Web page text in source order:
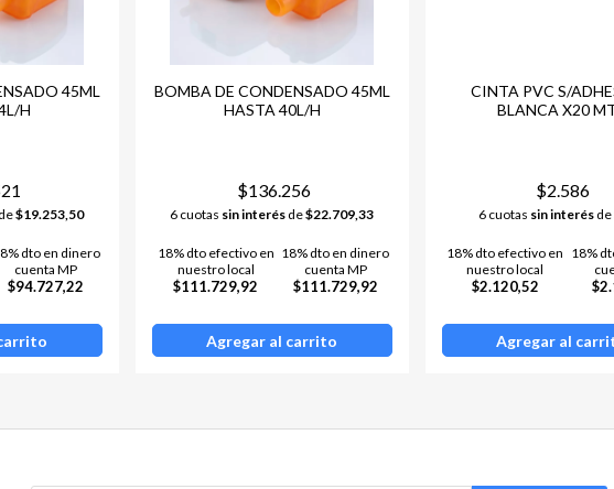
45ML
H
de$19.253,50
dto en dinero
cuenta MP
$94.727,22
BOMBA DE CONDENSADO 45ML
HASTA 40L/H
$136.256
6 cuotas sin interés de$22.709,33
18% dto efectivo en
nuestro local
$111.729,92
18% dto en dinero
cuenta MP
$111.729,92
Agregar al carrito
CINTA PVC S/
BLANCA X20
$2.586
6 cuotas sin interésde
18% dto efectivo en
nuestro local
$2.120,52
18%
Agregar al